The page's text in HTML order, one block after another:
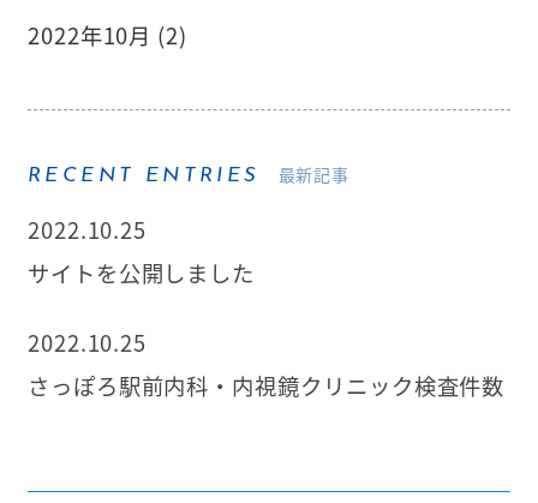
2022年10月 (2)
RECENT ENTRIES 最新記事
2022.10.25
サイトを公開しました
2022.10.25
さっぽろ駅前内科・内視鏡クリニック検査件数